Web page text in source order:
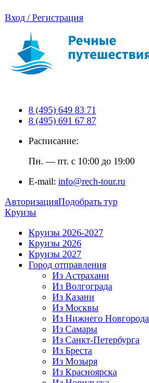
Вход / Регистрация
8 (495) 649 83 71
8 (495) 691 67 87
Расписание:
Пн. — пт. с 10:00 до 19:00
E-mail: info@rech-tour.ru
АвторизацияПодобрать тур
Круизы
Круизы 2026-2027
Круизы 2026
Круизы 2027
Город отправления
Из Астрахани
Из Волгограда
Из Казани
Из Москвы
Из Нижнего Новгорода
Из Самары
Из Санкт-Петербурга
Из Бреста
Из Мозыря
Из Красноярска